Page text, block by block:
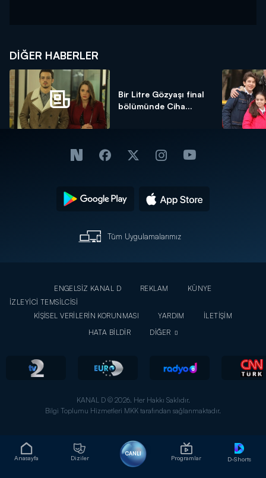
Anasayfa Diziler
CANLI
Programlar D-Shorts
DIĞER HABERLER
Bir Litre Gözyaşı final
bölümünde Ciha...
Tüm Uygulamalarımız
ENGELSİZ KANAL D REKLAM
KÜNYE
İZLEYİCİ TEMSİLCİSİ
KİŞİSEL VERİLERİN KORUNMASI
YARDIM
İLETİŞİM
HATA BİLDİR
DİĞER
KANAL D © 2026. Her Hakkı Saklıdır.
Bilgi Toplumu Hizmetleri MKK tarafından sağlanmaktadır.